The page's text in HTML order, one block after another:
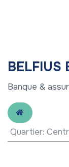
BELFIUS
Banque &
Quartier: